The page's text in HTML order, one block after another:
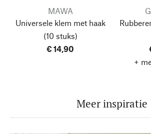
MAWA
Universele klem met haak
(10 stuks)
€ 14,90
+
Meer inspiratie